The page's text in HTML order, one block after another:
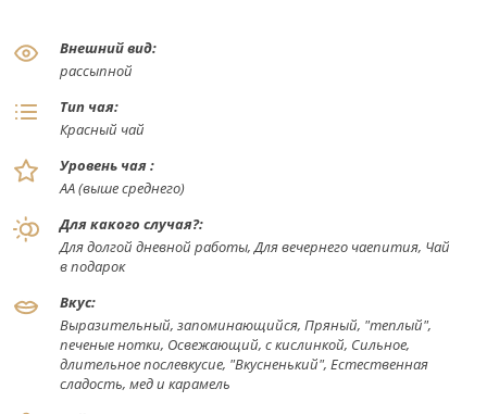
Внешний вид:
рассыпной
Тип чая:
Красный чай
Уровень чая :
АА (выше среднего)
Для какого случая?:
Для долгой дневной работы, Для вечернего чаепития, Чай
в подарок
Вкус:
Выразительный, запоминающийся, Пряный, "теплый",
печеные нотки, Освежающий, с кислинкой, Сильное,
длительное послевкусие, "Вкусненький", Естественная
сладость, мед и карамель